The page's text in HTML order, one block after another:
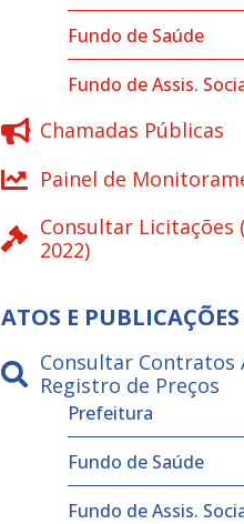
Fundo de Saúde
Fundo de Assis.
Chamadas Públicas
Painel de
Consultar Licitações
2022)
ATOS E PUBLICAÇÕES
Consultar Contratos
Registro de Preços
Prefeitura
Fundo de Saúde
Fundo de Assis.